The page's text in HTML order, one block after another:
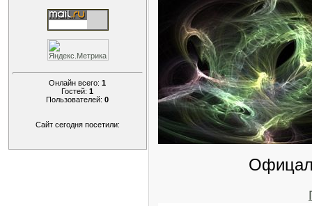
Онлайн всего:1
Гостей:1
Пользователей:0
Сайт сегодня посетили: